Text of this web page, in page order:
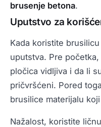
brusenje betona.
Uputstvo za
Kada koristite
uputstva. Pre
pločica vidljiva i da li
pričvršćeni. Pored
brusilice materijalu
Nažalost, koristite